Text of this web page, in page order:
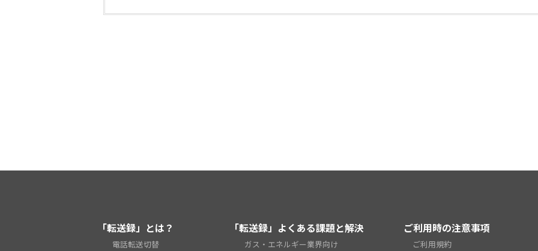
「転送録」とは？
電話転送切替
「転送録」よくある課題と解決
ガス・エネルギー業界向け
ご利用時の注意事項
ご利用規約